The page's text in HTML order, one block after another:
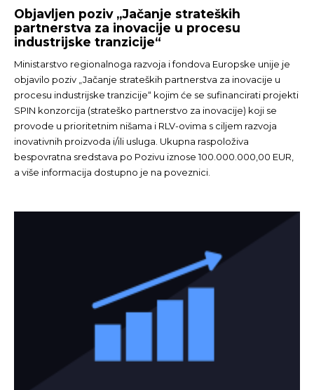
Objavljen poziv „Jačanje strateških
partnerstva za inovacije u procesu
industrijske tranzicije“
Ministarstvo regionalnoga razvoja i fondova Europske unije je
objavilo poziv „Jačanje strateških partnerstva za inovacije u
procesu industrijske tranzicije“ kojim će se sufinancirati projekti
SPIN konzorcija (strateško partnerstvo za inovacije) koji se
provode u prioritetnim nišama i RLV-ovima s ciljem razvoja
inovativnih proizvoda i/ili usluga. Ukupna raspoloživa
bespovratna sredstava po Pozivu iznose 100.000.000,00 EUR,
a više informacija dostupno je na poveznici.